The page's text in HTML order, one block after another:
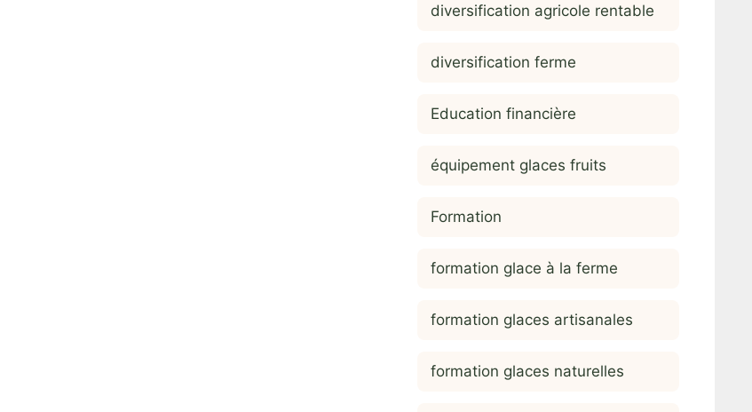
diversification agricole rentable
diversification ferme
Education financière
équipement glaces fruits
Formation
formation glace à la ferme
formation glaces artisanales
formation glaces naturelles